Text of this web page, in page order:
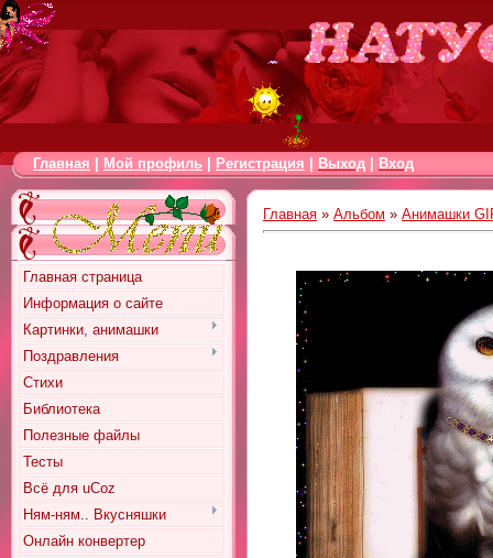
Главная Мой профиль Регистрация Выход Вход
Главная страница
Информация о сайте
Картинки, анимашки
Поздравления
Стихи
Библиотека
Полезные файлы
Тесты
Всё для uCoz
Ням-ням.. Вкусняшки
Онлайн конвертер
Главная » Альбом » Анимашки